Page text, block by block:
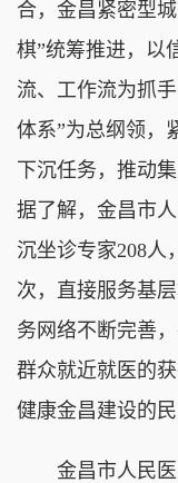
合，金昌紧密型
棋”统筹推进，以
流、工作流为抓
体系”为总纲领，
下沉任务，推动
据了解，金昌市
沉坐诊专家208人
次，直接服务基
务网络不断完善
群众就近就医的
健康金昌建设的
金昌市人民医